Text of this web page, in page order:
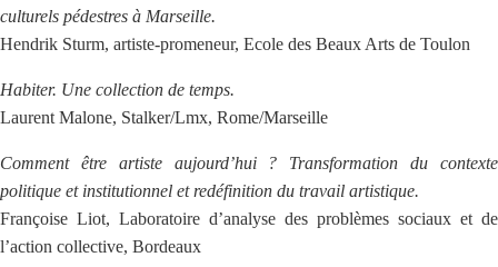
culturels pédestres à Marseille.
Hendrik Sturm, artiste-promeneur, Ecole des Beaux Arts de Toulon
Habiter. Une collection de temps.
Laurent Malone, Stalker/Lmx, Rome/Marseille
Comment être artiste aujourd’hui ? Transformation du contexte
politique et institutionnel et redéfinition du travail artistique.
Françoise Liot, Laboratoire d’analyse des problèmes sociaux et de
l’action collective, Bordeaux